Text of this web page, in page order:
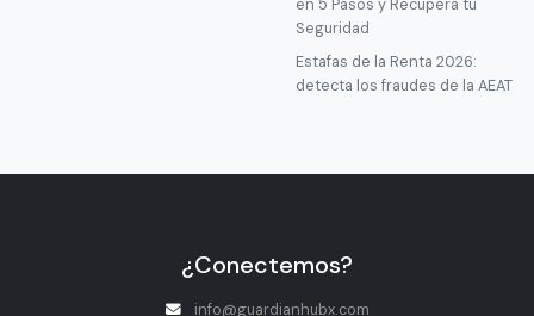
en 5 Pasos y Recupera tu
Seguridad
Estafas de la Renta 2026:
detecta los fraudes de la AEAT
¿Conectemos?
info@guardianhubx.com